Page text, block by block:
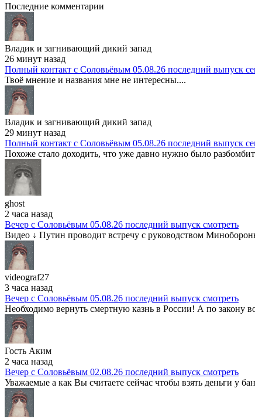
Последние комментарии
Владик и загнивающий дикий запад
26 минут назад
Полный контакт с Соловьёвым 05.08.26 последний выпуск
Твоё мнение и названия мне не интересны....
Владик и загнивающий дикий запад
29 минут назад
Полный контакт с Соловьёвым 05.08.26 последний выпуск
Похоже стало доходить, что уже давно нужно было
ghost
2 часа назад
Вечер с Соловьёвым 05.08.26 последний выпуск смотреть
Видео ↓ Путин проводит встречу с руководством
videograf27
3 часа назад
Вечер с Соловьёвым 05.08.26 последний выпуск смотреть
Необходимо вернуть смертную казнь в России! А по закону
Гость Аким
2 часа назад
Вечер с Соловьёвым 02.08.26 последний выпуск смотреть
Уважаемые а как Вы считаете сейчас чтобы взять деньги у